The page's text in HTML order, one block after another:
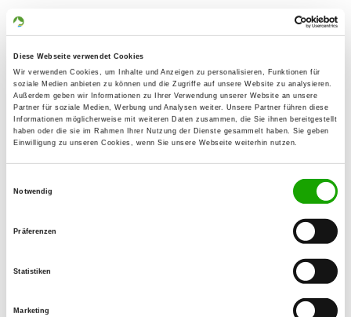
Diese Webseite verwendet Cookies
Wir verwenden Cookies, um Inhalte und Anzeigen zu personalisieren, Funktionen für
soziale Medien anbieten zu können und die Zugriffe auf unsere Website zu analysieren.
Außerdem geben wir Informationen zu Ihrer Verwendung unserer Website an unsere
Partner für soziale Medien, Werbung und Analysen weiter. Unsere Partner führen diese
Informationen möglicherweise mit weiteren Daten zusammen, die Sie ihnen bereitgestellt
haben oder die sie im Rahmen Ihrer Nutzung der Dienste gesammelt haben. Sie geben
Einwilligung zu unseren Cookies, wenn Sie unsere Webseite weiterhin nutzen.
Notwendig
Präferenzen
Statistiken
Marketing
Dirk Lattoch
Auf dem Schloss 6
56291 Wiebelsheim
Training ground:
Am Tierpark
55494 Rheinböllen
E-Mail:
www.svog-rheinboellen-soonwald.de
Offer:
Erziehungskurse, Faehrte, Unterordnung,